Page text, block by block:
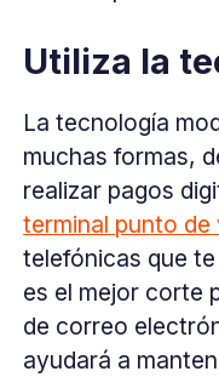
Utiliza la
La tecnología
muchas formas,
realizar pagos
terminal punto de
telefónicas que
es el mejor corte
de correo
ayudará a